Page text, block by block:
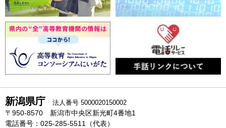
新潟県庁 法人番号 5000020150002
〒950-8570 新潟市中央区新光町4番地1
電話番号：025-285-5511（代表）